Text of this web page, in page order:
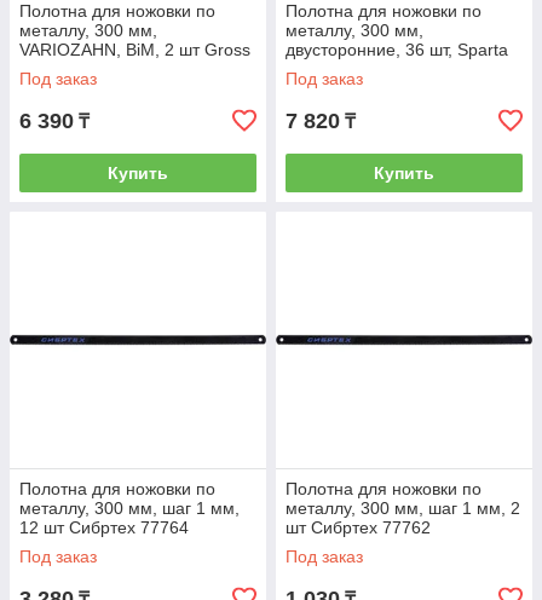
Полотна для ножовки по
металлу, 300 мм,
VARIOZAHN, BiM, 2 шт Gross
77731
Под заказ
6 390 ₸
Купить
Полотна для ножовки по
металлу, 300 мм,
двусторонние, 36 шт, Sparta
777555
Под заказ
7 820 ₸
Купить
Полотна для ножовки по
металлу, 300 мм, шаг 1 мм,
12 шт Сибртех 77764
Под заказ
Полотна для ножовки по
металлу, 300 мм, шаг 1 мм, 2
шт Сибртех 77762
Под заказ